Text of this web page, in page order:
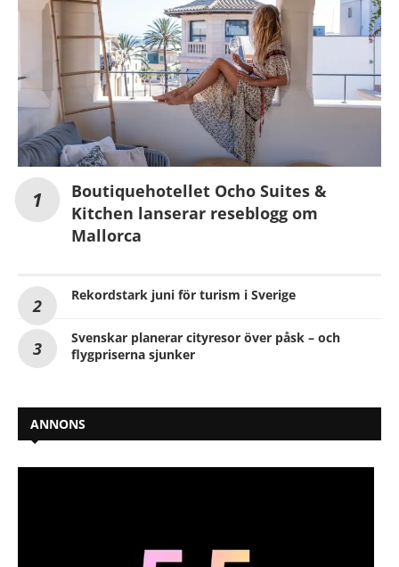
Boutiquehotellet Ocho Suites &
Kitchen lanserar reseblogg om
Mallorca
Rekordstark juni för turism i Sverige
Svenskar planerar cityresor över påsk – och
flygpriserna sjunker
ANNONS